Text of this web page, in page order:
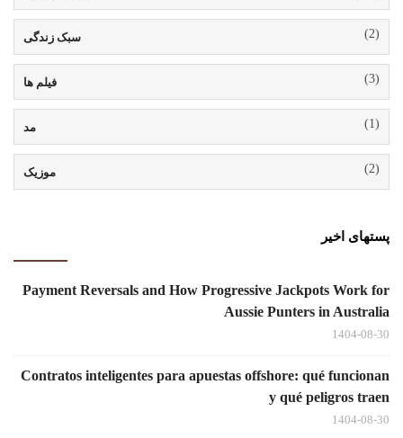
سبک زندگی (2)
فیلم ها (3)
مد (1)
موزیک (2)
پستهای اخیر
Payment Reversals and How Progressive Jackpots Work for
Aussie Punters in Australia
1404-08-30
Contratos inteligentes para apuestas offshore: qué funcionan
y qué peligros traen
1404-08-30